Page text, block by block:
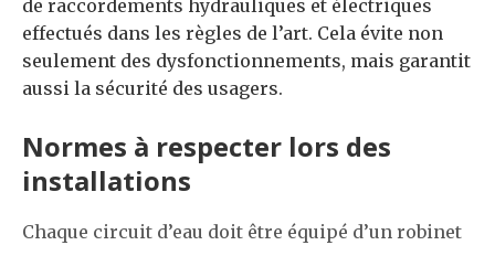
de raccordements hydrauliques et électriques
effectués dans les règles de l’art. Cela évite non
seulement des dysfonctionnements, mais garantit
aussi la sécurité des usagers.
Normes à respecter lors des
installations
Chaque circuit d’eau doit être équipé d’un robinet